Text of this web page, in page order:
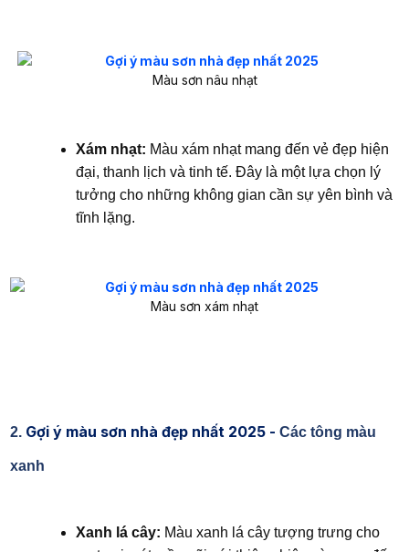
Màu sơn nâu nhạt
Xám nhạt: Màu xám nhạt mang đến vẻ đẹp hiện
đại, thanh lịch và tinh tế. Đây là một lựa chọn lý
tưởng cho những không gian cần sự yên bình và
tĩnh lặng.
Màu sơn xám nhạt
2. Gợi ý màu sơn nhà đẹp nhất 2025 -Các tông màu
xanh
Xanh lá cây: Màu xanh lá cây tượng trưng cho